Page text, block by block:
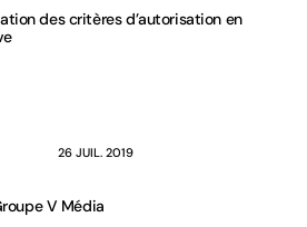
des critères d’autorisation en
26 JUIL. 2019
V Média